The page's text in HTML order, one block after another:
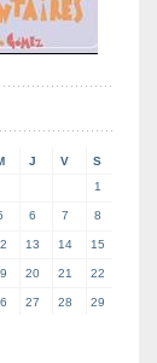
J V
S
1
6 7 8
13 14 15
20 21 22
27 28 29